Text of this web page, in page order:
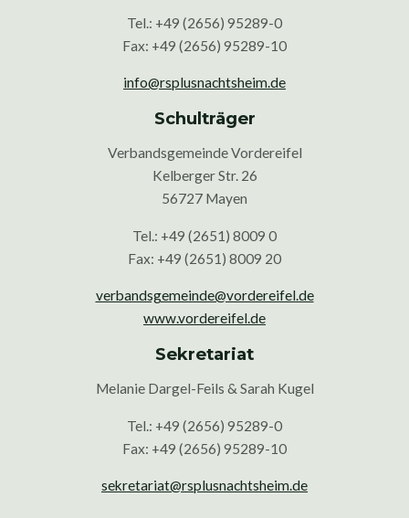
Tel.: +49 (2656) 95289-0
Fax: +49 (2656) 95289-10
info@rsplusnachtsheim.de
Schulträger
Verbandsgemeinde Vordereifel
Kelberger Str. 26
56727 Mayen
Tel.: +49 (2651) 8009 0
Fax: +49 (2651) 8009 20
verbandsgemeinde@vordereifel.de
www.vordereifel.de
Sekretariat
Melanie Dargel-Feils & Sarah Kugel
Tel.: +49 (2656) 95289-0
Fax: +49 (2656) 95289-10
sekretariat@rsplusnachtsheim.de